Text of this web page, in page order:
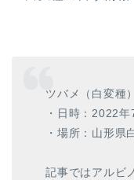
ツバメ（白変種）
・日時：2022
・場所：山形県
記事ではアルビ